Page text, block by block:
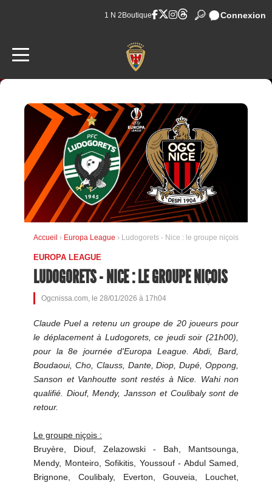
1 N 2 Boutique Connexion
Accueil › Europa League › Ludogorets - Nice : le groupe niçois
EUROPA LEAGUE
LUDOGORETS - NICE : LE GROUPE NIÇOIS
Ogcnissa.com, le 28/01/2026 à 17h04
Claude Puel a retenu un groupe de 20 joueurs pour
le déplacement à Ludogorets, ce jeudi soir (21h00),
pour la 8e journée d'Europa League. Abdi, Bard,
Boudaoui, Cho, Clauss, Dante, Diop, Dupé, Oppong,
Sanson et Vanhoutte sont restés à Nice. Wahi non
qualifié. Diouf, Mendy, Jansson et Coulibaly sont de
retour.
Le groupe niçois :
Bruyère, Diouf, Zelazowski - Bah, Mantsounga,
Mendy, Monteiro, Sofikitis, Youssouf - Abdul Samed,
Brignone, Coulibaly, Everton, Gouveia, Louchet,